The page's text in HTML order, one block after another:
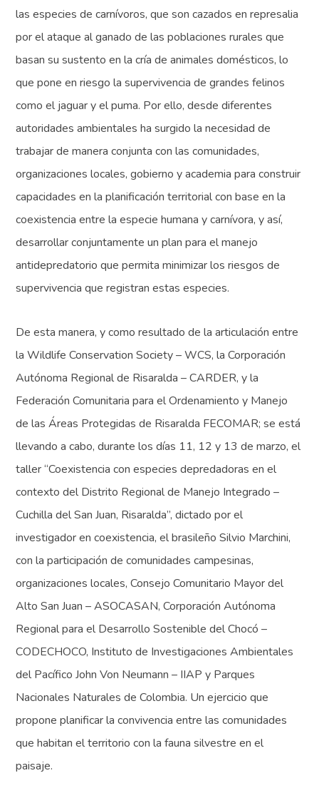
las especies de carnívoros, que son cazados en represalia
por el ataque al ganado de las poblaciones rurales que
basan su sustento en la cría de animales domésticos, lo
que pone en riesgo la supervivencia de grandes felinos
como el jaguar y el puma. Por ello, desde diferentes
autoridades ambientales ha surgido la necesidad de
trabajar de manera conjunta con las comunidades,
organizaciones locales, gobierno y academia para construir
capacidades en la planificación territorial con base en la
coexistencia entre la especie humana y carnívora, y así,
desarrollar conjuntamente un plan para el manejo
antidepredatorio que permita minimizar los riesgos de
supervivencia que registran estas especies.
De esta manera, y como resultado de la articulación entre
la Wildlife Conservation Society – WCS, la Corporación
Autónoma Regional de Risaralda – CARDER, y la
Federación Comunitaria para el Ordenamiento y Manejo
de las Áreas Protegidas de Risaralda FECOMAR; se está
llevando a cabo, durante los días 11, 12 y 13 de marzo, el
taller “Coexistencia con especies depredadoras en el
contexto del Distrito Regional de Manejo Integrado –
Cuchilla del San Juan, Risaralda”, dictado por el
investigador en coexistencia, el brasileño Silvio Marchini,
con la participación de comunidades campesinas,
organizaciones locales, Consejo Comunitario Mayor del
Alto San Juan – ASOCASAN, Corporación Autónoma
Regional para el Desarrollo Sostenible del Chocó –
CODECHOCO, Instituto de Investigaciones Ambientales
del Pacífico John Von Neumann – IIAP y Parques
Nacionales Naturales de Colombia. Un ejercicio que
propone planificar la convivencia entre las comunidades
que habitan el territorio con la fauna silvestre en el
paisaje.